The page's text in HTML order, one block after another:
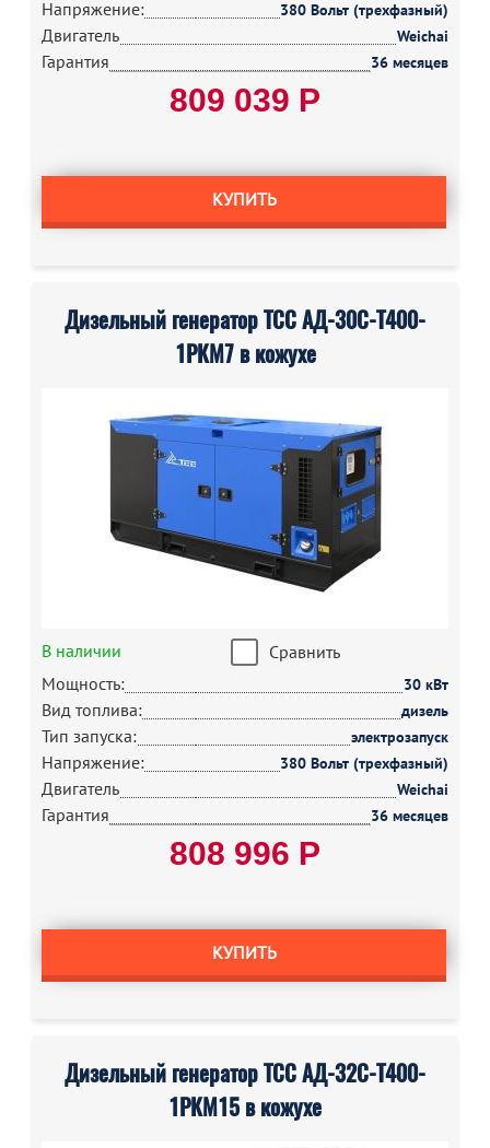
Напряжение: 380 Вольт (трехфазный)
Двигатель Weichai
Гарантия 36 месяцев
809 039 Р
КУПИТЬ
Дизельный генератор ТСС АД-30С-Т400-
1РКМ7 в кожухе
В наличии
Сравнить
Мощность:
30 кВт
Вид топлива: дизель
Тип запуска: электрозапуск
Напряжение: 380 Вольт (трехфазный)
Двигатель Weichai
Гарантия 36 месяцев
808 996 Р
КУПИТЬ
Дизельный генератор ТСС АД-32С-Т400-
1РКМ15 в кожухе